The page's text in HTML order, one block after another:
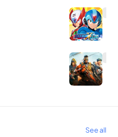
See all